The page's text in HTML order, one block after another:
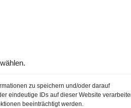
zu speichern und/oder darauf
eindeutige IDs auf dieser Website
beeinträchtigt werden.